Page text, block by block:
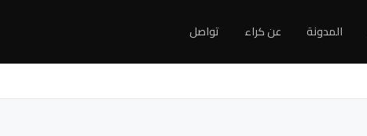
المدونة عن كراء تواصل